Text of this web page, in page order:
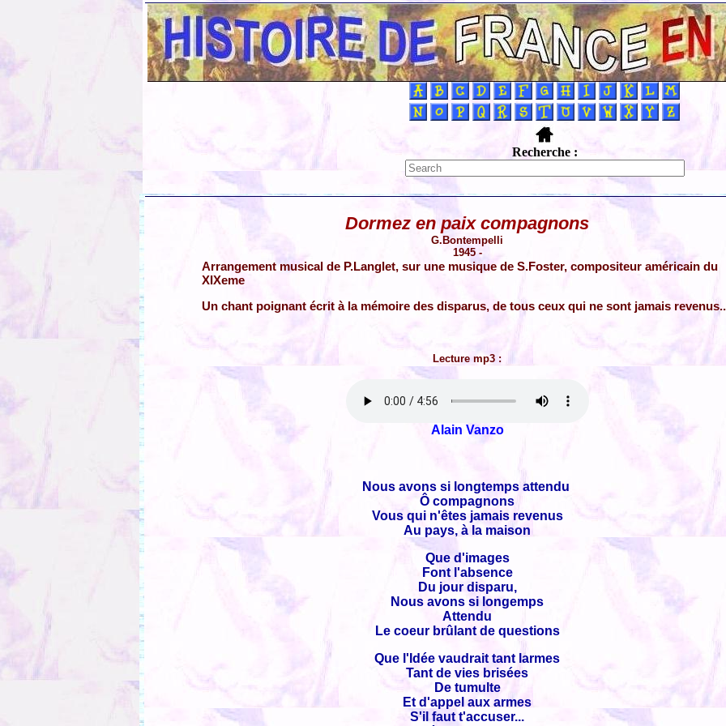
Recherche :
Dormez en paix compagnons
G.Bontempelli
1945 -
Arrangement musical de P.Langlet, sur une musique de S.Foster, compositeur américain du
XIXeme
Un chant poignant écrit à la mémoire des disparus, de tous ceux qui ne sont jamais
Lecture mp3 :
Alain Vanzo
Nous avons si longtemps attendu
Ô compagnons
Vous qui n'êtes jamais revenus
Au pays, à la maison
Que d'images
Font l'absence
Du jour disparu,
Nous avons si longemps
Attendu
Le coeur brûlant de questions
Que l'Idée vaudrait tant larmes
Tant de vies brisées
De tumulte
Et d'appel aux armes
S'il faut t'accuser...